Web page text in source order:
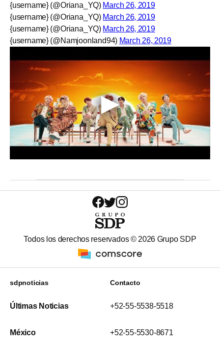
{username} (@Oriana_YQ) March 26, 2019
{username} (@Oriana_YQ) March 26, 2019
{username} (@Oriana_YQ) March 26, 2019
{username} (@Namjoonland94) March 26, 2019
Todos los derechos reservados © 2026 Grupo SDP
sdpnoticias
Últimas Noticias
México
Contacto
+52-55-5538-5518
+52-55-5530-8671